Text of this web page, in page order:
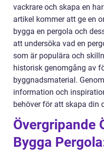
vackrare och skapa en
artikel kommer att ge en
bygga en pergola och
att undersöka vad en
som är populära och
historisk genomgång av
byggnadsmaterial.
information och
behöver för att skapa din
Övergripande
Bygga